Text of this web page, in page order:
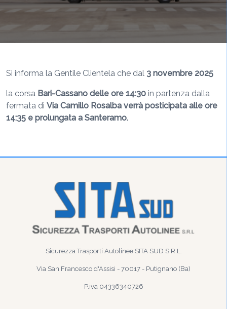
Si informa la Gentile Clientela che dal 3 novembre 2025
la corsa Bari-Cassano delle ore 14:30 in partenza dalla
fermata di Via Camillo Rosalba verrà posticipata alle ore
14:35 e prolungata a Santeramo.
Sicurezza Trasporti Autolinee SITA SUD S.R.L.
Via San Francesco d'Assisi - 70017 - Putignano (Ba)
P.iva 04336340726